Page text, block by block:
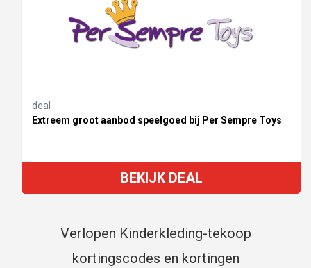
deal
Extreem groot aanbod speelgoed bij Per Sempre Toys
BEKIJK DEAL
Verlopen Kinderkleding-tekoop
kortingscodes en kortingen